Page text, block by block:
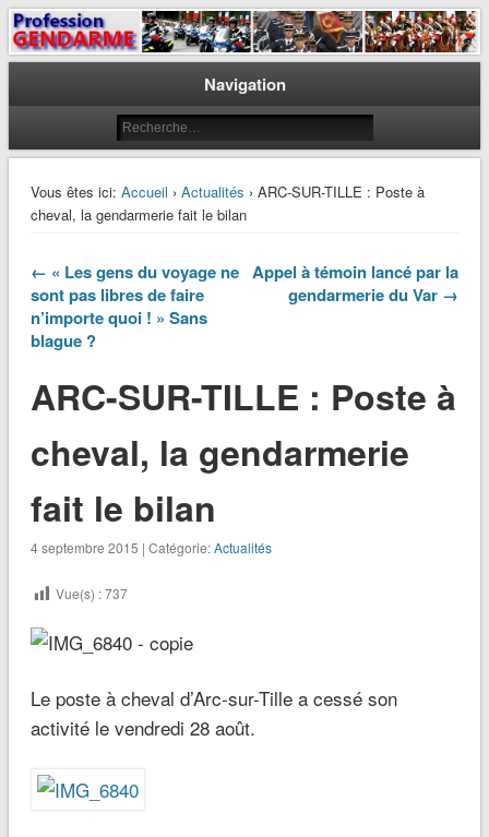
Profession Gendarme
Le journal des gendarmes
Navigation
Vous êtes ici: Accueil › Actualités › ARC-SUR-TILLE : Poste à
cheval, la gendarmerie fait le bilan
← « Les gens du voyage ne
sont pas libres de faire
n’importe quoi ! » Sans
blague ?
Appel à témoin lancé par la
gendarmerie du Var →
ARC-SUR-TILLE : Poste à
cheval, la gendarmerie
fait le bilan
4 septembre 2015 | Catégorie:Actualités
Vue(s) :737
Le poste à cheval d’Arc-sur-Tille a cessé son
activité le vendredi 28 août.